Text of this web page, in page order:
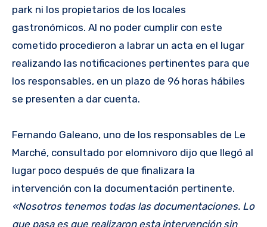
park ni los propietarios de los locales
gastronómicos. Al no poder cumplir con este
cometido procedieron a labrar un acta en el lugar
realizando las notificaciones pertinentes para que
los responsables, en un plazo de 96 horas hábiles
se presenten a dar cuenta.
Fernando Galeano, uno de los responsables de Le
Marché, consultado por elomnivoro dijo que llegó al
lugar poco después de que finalizara la
intervención con la documentación pertinente.
«Nosotros tenemos todas las documentaciones. Lo
que pasa es que realizaron esta intervención sin